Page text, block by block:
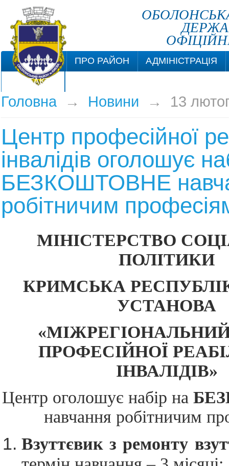
ПРО РАЙОН
АДМІНІСТРАЦІЯ
КОНТАКТИ
Головна→ Новини → 13
Центр професійної
інвалідів оголошує
БЕЗКОШТОВНЕ
робітничим
МІНІСТЕРСТВО
ПОЛІТИКИ
КРИМСЬКА
УСТАНОВА
ПРОФЕСІЙНОЇ
ІНВАЛІДІВ»
Центр оголошує набір на
навчання робітничим
Взуттєвик з ремонту